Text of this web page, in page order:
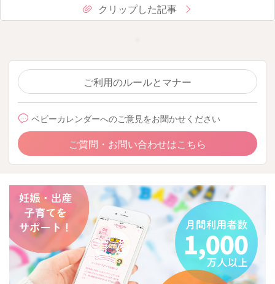
クリップした記事
ご利用のルールとマナー
ベビーカレンダーへのご意見をお聞かせください
ご質問・お問い合わせはこちら